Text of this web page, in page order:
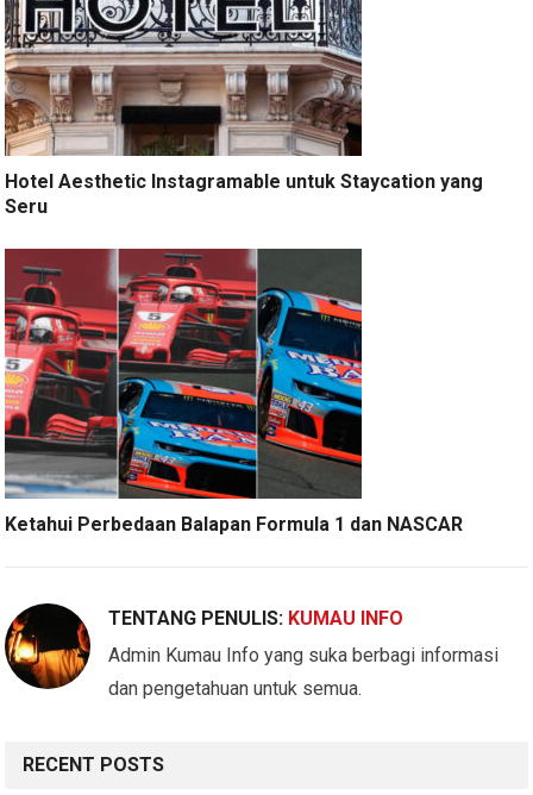
Hotel Aesthetic Instagramable untuk Staycation yang
Seru
Ketahui Perbedaan Balapan Formula 1 dan NASCAR
TENTANG PENULIS: KUMAU INFO
Admin Kumau Info yang suka berbagi informasi
dan pengetahuan untuk semua.
RECENT POSTS